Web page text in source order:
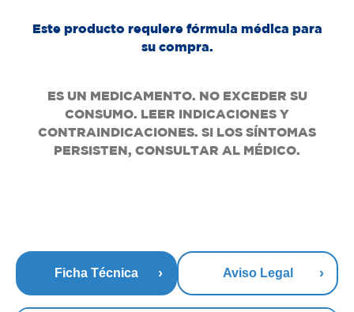
Este producto requiere fórmula médica para
su compra.
ES UN MEDICAMENTO. NO EXCEDER SU
CONSUMO. LEER INDICACIONES Y
CONTRAINDICACIONES. SI LOS SÍNTOMAS
PERSISTEN, CONSULTAR AL MÉDICO.
Ficha Técnica Aviso Legal